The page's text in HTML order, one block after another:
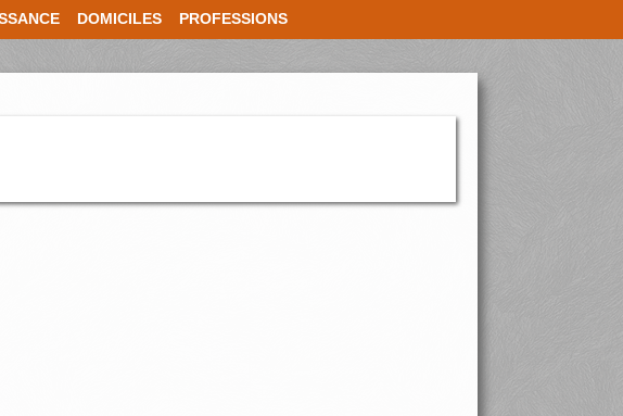
DOMICILES PROFESSIONS